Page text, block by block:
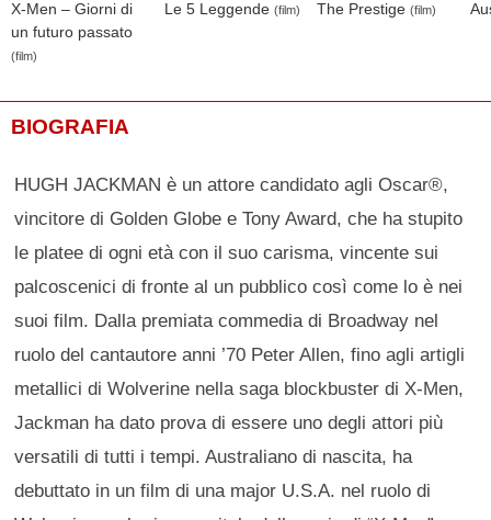
X-Men – Giorni di
un futuro passato
(film)
Le 5 Leggende (film) The Prestige (film)
BIOGRAFIA
HUGH JACKMAN è un attore candidato agli Oscar®,
vincitore di Golden Globe e Tony Award, che ha stupito
le platee di ogni età con il suo carisma, vincente sui
palcoscenici di fronte al un pubblico così come lo è nei
suoi film. Dalla premiata commedia di Broadway nel
ruolo del cantautore anni ’70 Peter Allen, fino agli artigli
metallici di Wolverine nella saga blockbuster di X-Men,
Jackman ha dato prova di essere uno degli attori più
versatili di tutti i tempi. Australiano di nascita, ha
debuttato in un film di una major U.S.A. nel ruolo di